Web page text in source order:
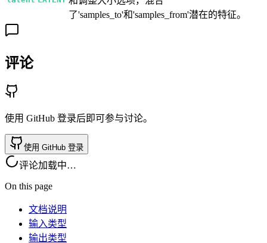
了'samples_to'和'samples_from'潜在的特征。
评论
使用 GitHub 登录后即可参与讨论。
使用 GitHub 登录
评论加载中…
On this page
文档说明
输入类型
输出类型